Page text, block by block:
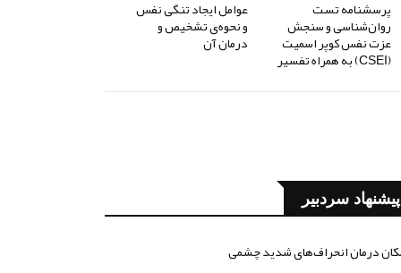
پرسشنامه تست
روان‌شناسی و سنجش
عزت نفس کوپر اسمیت
(CSEI) به همراه تفسیر
عوامل ایجاد تنگی نفس
و نحوه‌ی تشخیص و
درمان آن
پیشنهاد سردبیر
درمان انحراف‌های شدید چشمی